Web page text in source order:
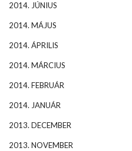
2014. JÚNIUS
2014. MÁJUS
2014. ÁPRILIS
2014. MÁRCIUS
2014. FEBRUÁR
2014. JANUÁR
2013. DECEMBER
2013. NOVEMBER